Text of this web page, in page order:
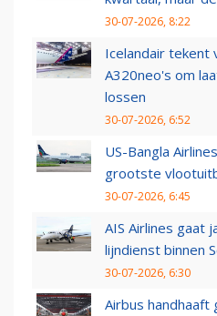
30-07-2026, 8:22
Icelandair tekent
A320neo's om
lossen
30-07-2026, 6:52
US-Bangla
grootste
30-07-2026, 6:45
AIS Airlines gaat
lijndienst binnen
30-07-2026, 6:30
Airbus